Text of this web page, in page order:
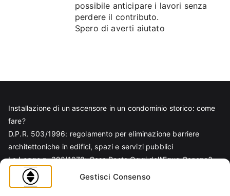
Gestisci Consenso
possibile anticipare i lavori senza
perdere il contributo.
Spero di averti aiutato
Installazione di un ascensore in un condominio storico: come
fare?
D.P.R. 503/1996: regolamento per eliminazione barriere
architettoniche in edifici, spazi e servizi pubblici
La Legge n. 392/1978: Cosa Resta Oggi dell’Equo Canone?
Legge Regionale n. 6/1989: Analisi Tecnica per Progettisti e
Amministratori